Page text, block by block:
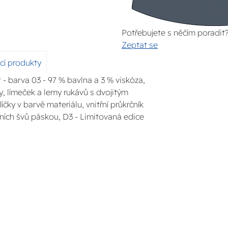
Potřebujete s něčím poradit?
Zeptat se
produkty
barva 03 - 97 % bavlna a 3 % viskóza,
límeček a lemy rukávů s dvojitým
v barvě materiálu, vnitřní průkrčník
švů páskou, D3 - Limitovaná edice